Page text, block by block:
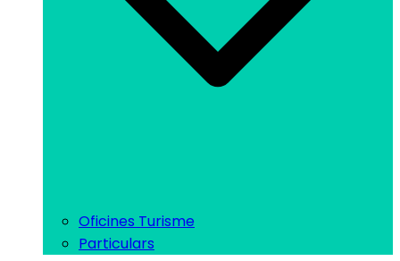
Oficines Turisme
Particulars